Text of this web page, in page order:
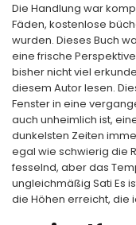
Die Handlung war
Fäden, kostenlose
wurden. Dieses Buch
eine frische
bisher nicht viel
diesem Autor lesen.
Fenster in eine
auch unheimlich ist,
dunkelsten Zeiten
egal wie schwierig die
fesselnd, aber das
ungleichmäßig Sati Es
die Höhen erreicht, die